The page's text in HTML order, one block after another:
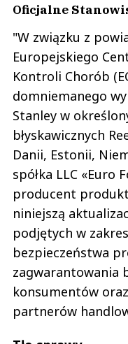
Oficjalne
"W związku z
Europejskiego
Kontroli Chorób
domniemanego
Stanley w
błyskawicznych
Danii, Estonii,
spółka LLC «Euro
producent
niniejszą
podjętych w
bezpieczeństwa
zagwarantowania
konsumentów
partnerów